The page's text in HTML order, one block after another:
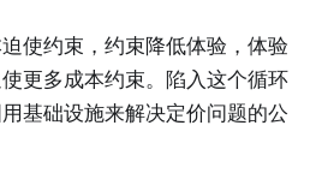
使约束，约束降低体验，体验
更多成本约束。陷入这个循环
基础设施来解决定价问题的公